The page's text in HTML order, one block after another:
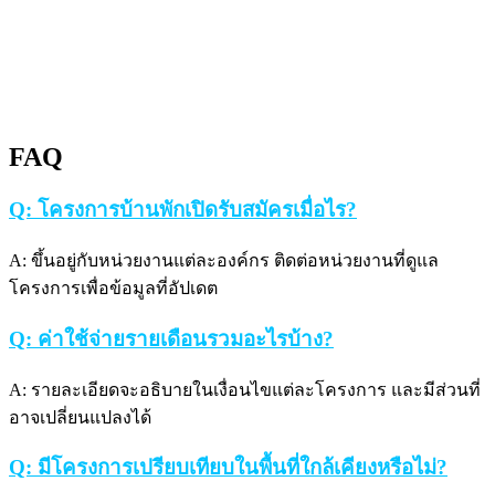
FAQ
Q: โครงการบ้านพักเปิดรับสมัครเมื่อไร?
A: ขึ้นอยู่กับหน่วยงานแต่ละองค์กร ติดต่อหน่วยงานที่ดูแล
โครงการเพื่อข้อมูลที่อัปเดต
Q: ค่าใช้จ่ายรายเดือนรวมอะไรบ้าง?
A: รายละเอียดจะอธิบายในเงื่อนไขแต่ละโครงการ และมีส่วนที่
อาจเปลี่ยนแปลงได้
Q: มีโครงการเปรียบเทียบในพื้นที่ใกล้เคียงหรือไม่?